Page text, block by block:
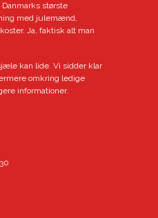
største
med julemænd,
Ja, faktisk alt man
kan lide. Vi sidder klar
omkring ledige
informationer.